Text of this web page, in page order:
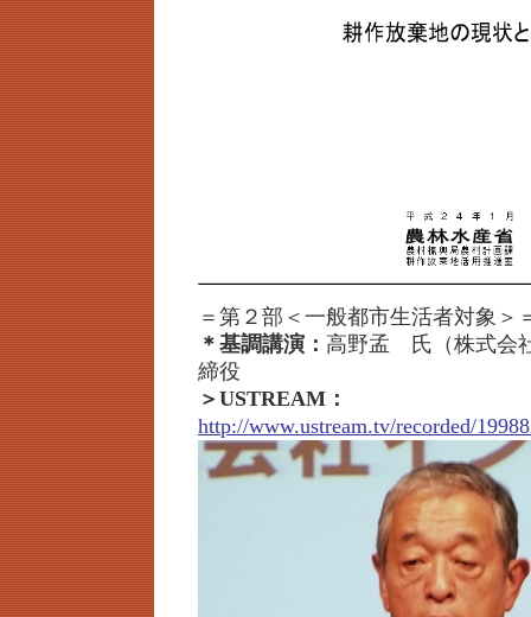
＝第２部＜一般都市生活者対象＞
＊基調講演： 高野孟 氏（株式会
締役
＞USTREAM：
http://www.ustream.tv/recorded/